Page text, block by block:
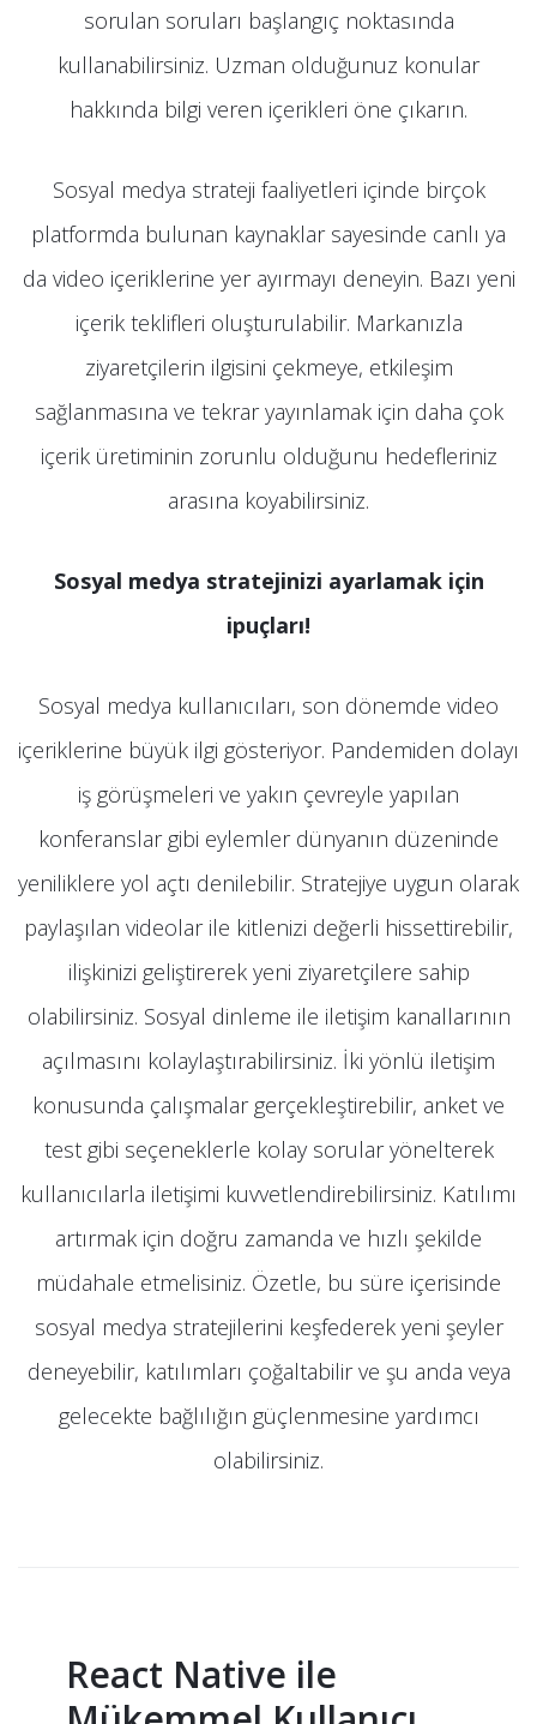
sorulan soruları başlangıç noktasında
kullanabilirsiniz. Uzman olduğunuz konular
hakkında bilgi veren içerikleri öne çıkarın.
Sosyal medya strateji faaliyetleri içinde birçok
platformda bulunan kaynaklar sayesinde canlı ya
da video içeriklerine yer ayırmayı deneyin. Bazı yeni
içerik teklifleri oluşturulabilir. Markanızla
ziyaretçilerin ilgisini çekmeye, etkileşim
sağlanmasına ve tekrar yayınlamak için daha çok
içerik üretiminin zorunlu olduğunu hedefleriniz
arasına koyabilirsiniz.
Sosyal medya stratejinizi ayarlamak için
ipuçları!
Sosyal medya kullanıcıları, son dönemde video
içeriklerine büyük ilgi gösteriyor. Pandemiden dolayı
iş görüşmeleri ve yakın çevreyle yapılan
konferanslar gibi eylemler dünyanın düzeninde
yeniliklere yol açtı denilebilir. Stratejiye uygun olarak
paylaşılan videolar ile kitlenizi değerli hissettirebilir,
ilişkinizi geliştirerek yeni ziyaretçilere sahip
olabilirsiniz. Sosyal dinleme ile iletişim kanallarının
açılmasını kolaylaştırabilirsiniz. İki yönlü iletişim
konusunda çalışmalar gerçekleştirebilir, anket ve
test gibi seçeneklerle kolay sorular yönelterek
kullanıcılarla iletişimi kuvvetlendirebilirsiniz. Katılımı
artırmak için doğru zamanda ve hızlı şekilde
müdahale etmelisiniz. Özetle, bu süre içerisinde
sosyal medya stratejilerini keşfederek yeni şeyler
deneyebilir, katılımları çoğaltabilir ve şu anda veya
gelecekte bağlılığın güçlenmesine yardımcı
olabilirsiniz.
React Native ile